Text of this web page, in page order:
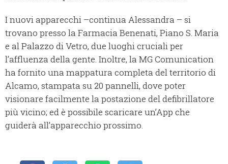
I nuovi apparecchi –continua Alessandra – si
trovano presso la Farmacia Benenati, Piano S. Maria
e al Palazzo di Vetro, due luoghi cruciali per
l’affluenza della gente. Inoltre, la MG Comunication
ha fornito una mappatura completa del territorio di
Alcamo, stampata su 20 pannelli, dove poter
visionare facilmente la postazione del defibrillatore
più vicino; ed è possibile scaricare un’App che
guiderà all’apparecchio prossimo.